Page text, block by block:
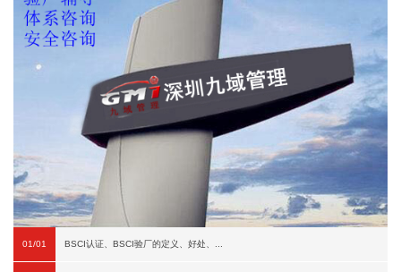
01/01 BSCI认证、BSCI验厂的定义、好处、...